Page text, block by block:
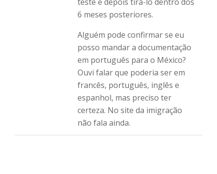
6 meses posteriores.
Alguém pode confirmar se eu
posso mandar a documentação
em português para o México?
Ouvi falar que poderia ser em
francês, português, inglês e
espanhol, mas preciso ter
certeza. No site da imigração
não fala ainda.